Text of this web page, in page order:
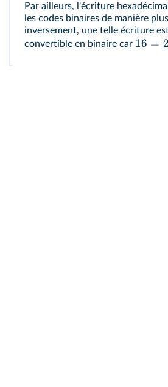
Par ailleurs, l'écriture
les codes binaires de manière
inversement, une telle écriture
convertible en binaire car 16 = 2